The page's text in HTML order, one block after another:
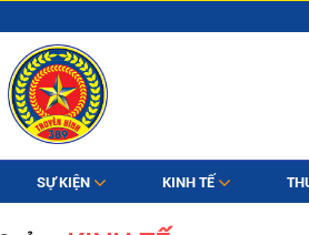
SỰ KIỆN KINH TẾ